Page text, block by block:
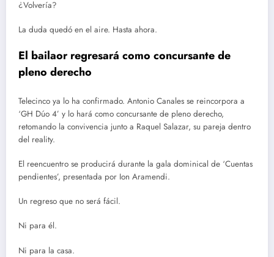
¿Volvería?
La duda quedó en el aire. Hasta ahora.
El bailaor regresará como concursante de
pleno derecho
Telecinco ya lo ha confirmado. Antonio Canales se reincorpora a
‘GH Dúo 4’ y lo hará como concursante de pleno derecho,
retomando la convivencia junto a Raquel Salazar, su pareja dentro
del reality.
El reencuentro se producirá durante la gala dominical de ‘Cuentas
pendientes’, presentada por Ion Aramendi.
Un regreso que no será fácil.
Ni para él.
Ni para la casa.